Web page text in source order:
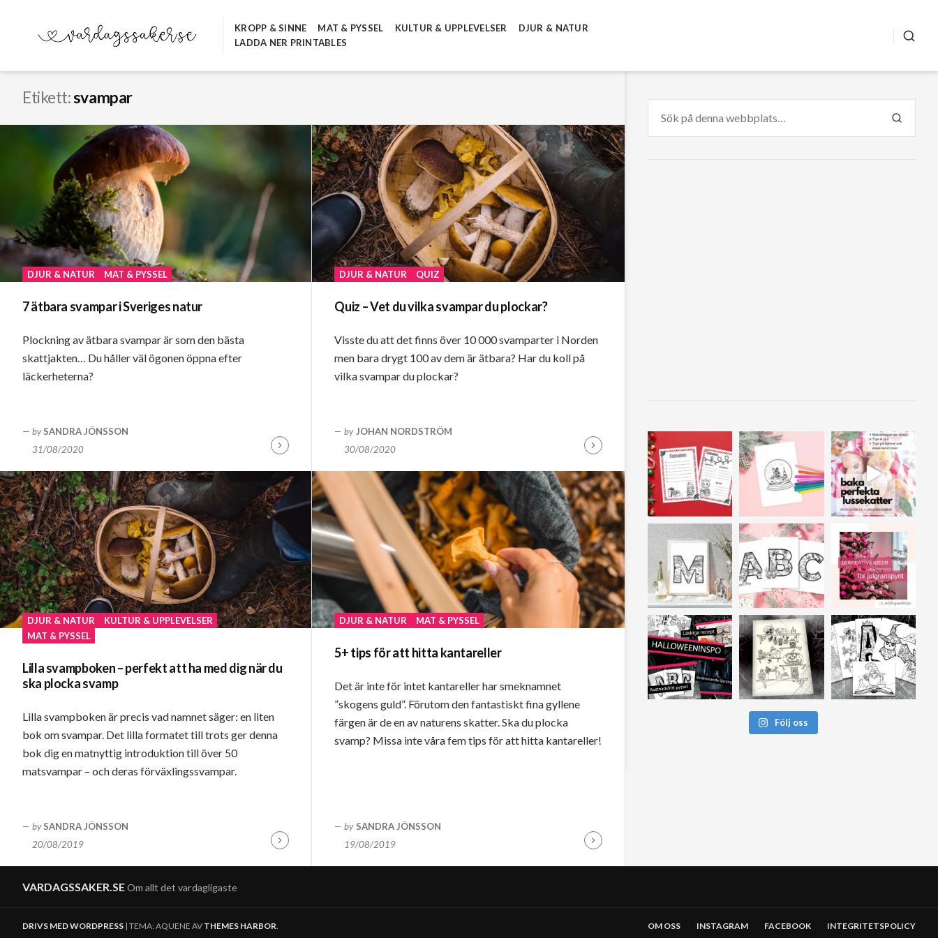
VARDAGSSAKER.SE
KROPP & SINNE MAT & PYSSEL KULTUR & UPPLEVELSER
DJUR & NATUR
LADDA NER PRINTABLES
Etikett:svampar
DJUR & NATUR MAT & PYSSEL
7 ätbara svampar i Sveriges natur
Plockning av ätbara svampar är som den bästa
skattjakten… Du håller väl ögonen öppna efter
läckerheterna?
by SANDRA JÖNSSON
31/08/2020
Fortsätt
DJUR & NATUR QUIZ
Quiz – Vet du vilka svampar du plockar?
Visste du att det finns över 10 000 svamparter i Norden
men bara drygt 100 av dem är ätbara? Har du koll på
vilka svampar du plockar?
by JOHAN NORDSTRÖM
30/08/2020
Fortsätt
DJUR & NATUR
KULTUR & UPPLEVELSER
MAT & PYSSEL
Lilla svampboken – perfekt att ha med dig när du
ska plocka svamp
Lilla svampboken är precis vad namnet säger: en liten
bok om svampar. Det lilla formatet till trots ger denna
bok dig en matnyttig introduktion till över 50
matsvampar – och deras förväxlingssvampar.
by SANDRA JÖNSSON
20/08/2019
Fortsätt
DJUR & NATUR MAT & PYSSEL
5+ tips för att hitta kantareller
Det är inte för intet kantareller har smeknamnet
”skogens guld”. Förutom den fantastiskt fina gyllene
färgen är de en av naturens skatter. Ska du plocka
svamp? Missa inte våra fem tips för att hitta kantareller!
by SANDRA JÖNSSON
19/08/2019
Fortsätt
efter:
SÖK
Följ oss
VARDAGSSAKER.SEOm allt det vardagligaste
OM OSS INSTAGRAM FACEBOOK INTEGRITETSPOLICY
DRIVS MED WORDPRESS | TEMA: AQUENE AV THEMES HARBOR